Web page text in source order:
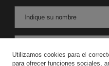
Indique su nombre
Utilizamos cookies para el
para ofrecer funciones sociales,